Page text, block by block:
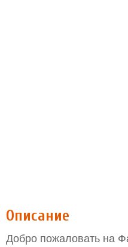
Описание
Добро пожаловать на